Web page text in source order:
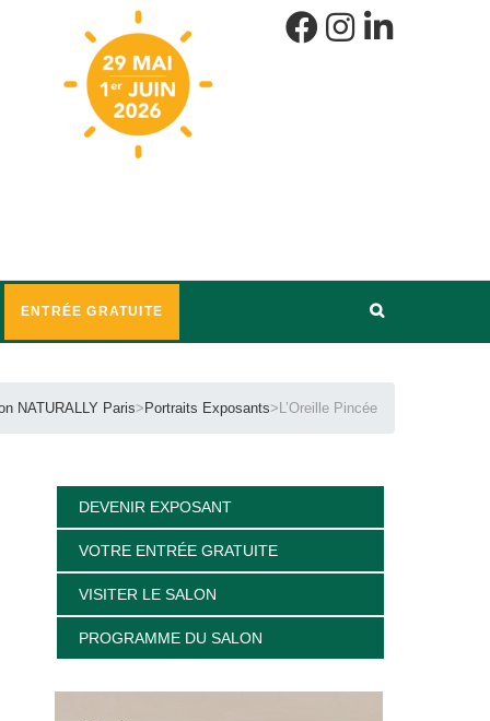
ENTRÉE GRATUITE
NATURALLY Paris> Portraits Exposants> L’Oreille Pincée
DEVENIR EXPOSANT
VOTRE ENTRÉE GRATUITE
VISITER LE SALON
PROGRAMME DU SALON